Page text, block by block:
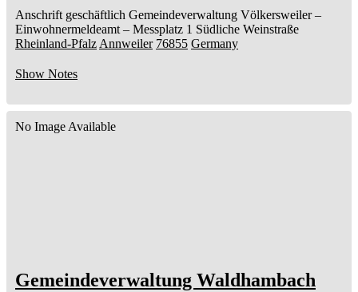
Anschrift geschäftlich Gemeindeverwaltung Völkersweiler –
Einwohnermeldeamt – Messplatz 1 Südliche Weinstraße
Rheinland-PfalzAnnweiler 76855 Germany
Show Notes
No Image Available
Gemeindeverwaltung Waldhambach